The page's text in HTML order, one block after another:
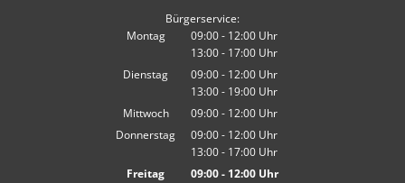
Bürgerservice:
Montag
09:00- 12:00 Uhr
Von 09:00 bis 12:00 Uhr
13:00- 17:00 Uhr
Von 13:00 bis 17:00 Uhr
Dienstag 09:00- 12:00 Uhr
Von 09:00 bis 12:00 Uhr
13:00- 19:00 Uhr
Von 13:00 bis 19:00 Uhr
Mittwoch 09:00- 12:00 Uhr
Von 09:00 bis 12:00 Uhr
Donnerstag 09:00- 12:00 Uhr
Von 09:00 bis 12:00 Uhr
13:00- 17:00 Uhr
Von 13:00 bis 17:00 Uhr
Freitag 09:00- 12:00Uhr